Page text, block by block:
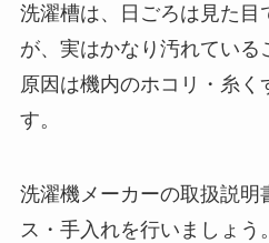
洗濯槽は、日ごろは見た目
が、実はかなり汚れている
原因は機内のホコリ・糸
す。
洗濯機メーカーの取扱説明
ス・手入れを行いましょう。